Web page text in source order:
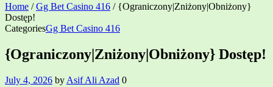
Home /Gg Bet Casino 416 / {Ograniczony|Zniżony|Obniżony}
Dostęp!
CategoriesGg Bet Casino 416
{Ograniczony|Zniżony|Obniżony} Dostęp!
July 4, 2026 by Asif Ali Azad 0